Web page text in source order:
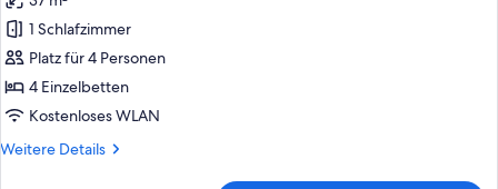
Comfort-
Vierbettzimmer,
Mehrere
Betten,
eigenes
Bad,
1 Schlafzimmer
Platz für 4 Personen
4 Einzelbetten
Kostenloses WLAN
Weitere Details
Weitere